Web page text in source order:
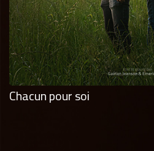
Chacun pour soi